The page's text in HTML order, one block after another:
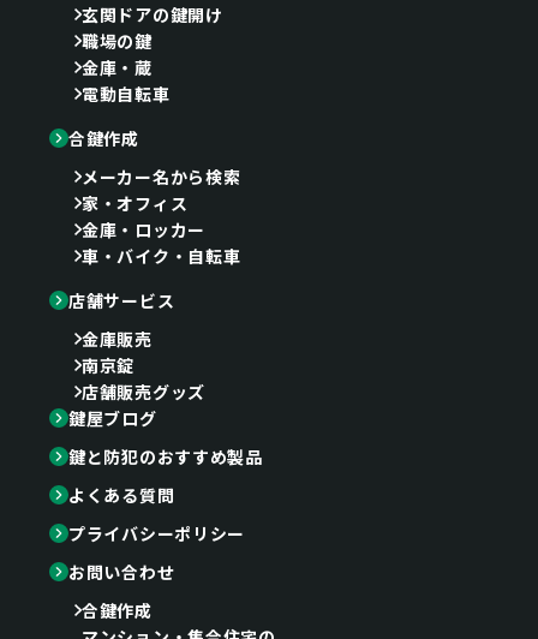
玄関ドアの鍵開け
職場の鍵
金庫・蔵
電動自転車
合鍵作成
メーカー名から検索
家・オフィス
金庫・ロッカー
車・バイク・自転車
店舗サービス
金庫販売
南京錠
店舗販売グッズ
鍵屋ブログ
鍵と防犯のおすすめ製品
よくある質問
プライバシーポリシー
お問い合わせ
合鍵作成